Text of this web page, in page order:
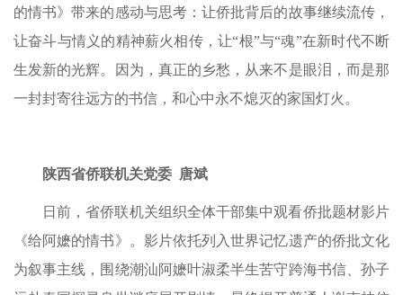
的情书》带来的感动与思考：让侨批背后的故事继续流传，
让奋斗与情义的精神薪火相传，让“根”与“魂”在新时代不断
生发新的光辉。因为，真正的乡愁，从来不是眼泪，而是那
一封封寄往远方的书信，和心中永不熄灭的家国灯火。
陕西省侨联机关党委 唐斌
日前，省侨联机关组织全体干部集中观看侨批题材影片
《给阿嬷的情书》。影片依托列入世界记忆遗产的侨批文化
为叙事主线，围绕潮汕阿嬷叶淑柔半生苦守跨海书信、孙子